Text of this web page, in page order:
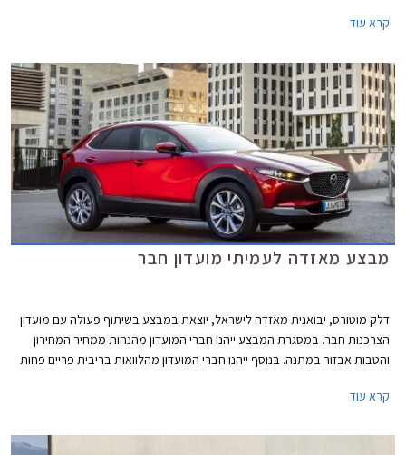
קרא עוד
מבצע מאזדה לעמיתי מועדון חבר
דלק מוטורס, יבואנית מאזדה לישראל, יוצאת במבצע בשיתוף פעולה עם מועדון
הצרכנות חבר. במסגרת המבצע ייהנו חברי המועדון מהנחות ממחיר המחירון
והטבות אבזור במתנה. בנוסף ייהנו חברי המועדון מהלוואות בריבית פריים פחות
תוכנית המימון חבר ליס. המבצע יתקיים בכל אולמות התצוגה של מאזדה בין
קרא עוד